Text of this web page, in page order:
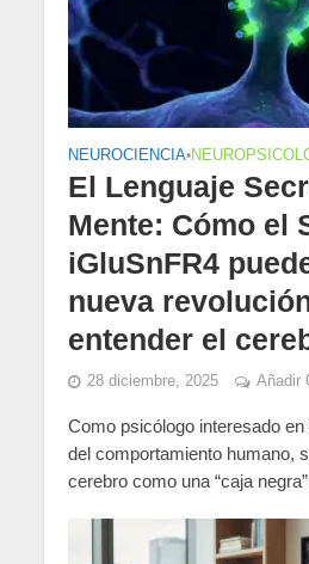
NEUROCIENCIA•
El Lenguaje
Mente: Cómo el
iGluSnFR4
nueva
entender el
28 diciembre, 2025 Añadir
Como psicólogo interesado
del comportamiento humano,
cerebro como una “caja